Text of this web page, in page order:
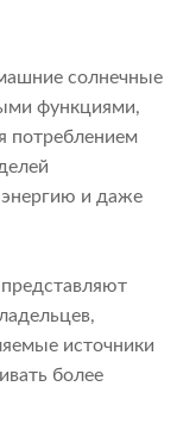
солнечные
функциями,
потреблением
энергию и даже
источники
более